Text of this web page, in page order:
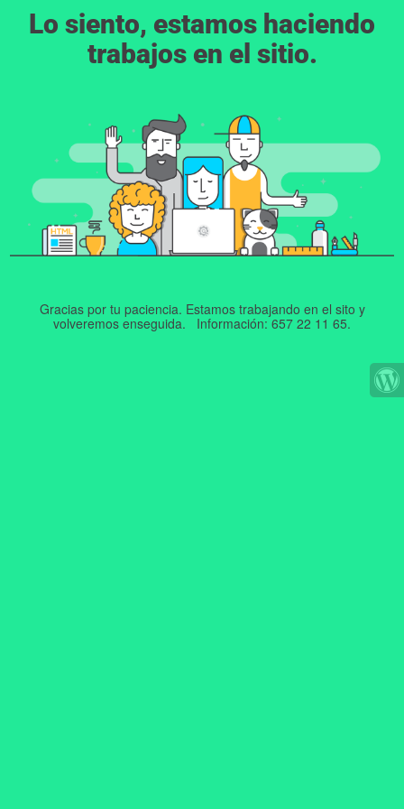
Lo siento, estamos haciendo
trabajos en el sitio.
Gracias por tu paciencia. Estamos trabajando en el sito y
volveremos enseguida. Información: 657 22 11 65.